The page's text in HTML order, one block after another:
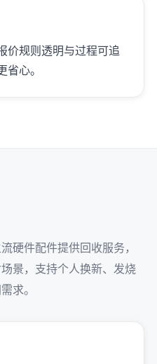
价规则透明与过程可追
心。
硬件配件提供回收服务，
景，支持个人换新、发烧
求。